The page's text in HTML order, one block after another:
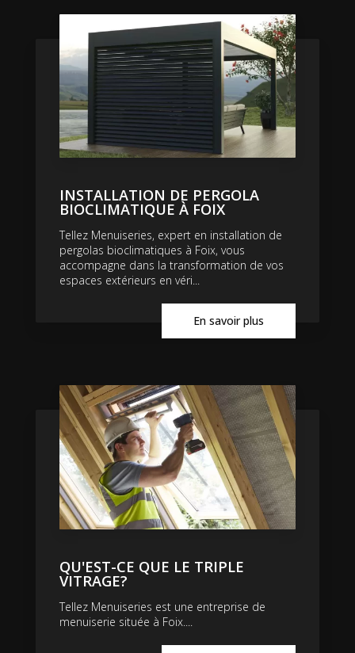
INSTALLATION DE PERGOLA
BIOCLIMATIQUE À FOIX
Tellez Menuiseries, expert en installation de
pergolas bioclimatiques à Foix, vous
accompagne dans la transformation de vos
espaces extérieurs en véri...
En savoir plus
QU'EST-CE QUE LE TRIPLE
VITRAGE?
Tellez Menuiseries est une entreprise de
menuiserie située à Foix....